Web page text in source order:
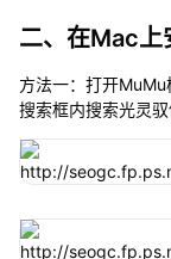
二、在Mac上
方法一：打开
搜索框内搜索光灵